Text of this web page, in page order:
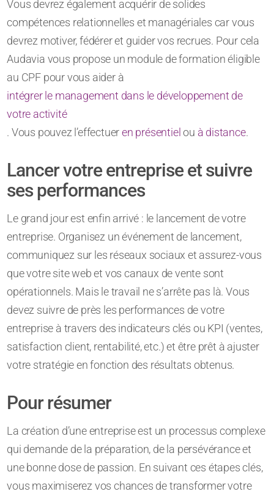
Vous devrez également acquérir de solides
compétences relationnelles et managériales car vous
devrez motiver, fédérer et guider vos recrues. Pour cela
Audavia vous propose un module de formation éligible
au CPF pour vous aider à
intégrer le management dans le développement de
votre activité
. Vous pouvez l’effectueren présentiel ou à distance.
Lancer votre entreprise et suivre
ses performances
Le grand jour est enfin arrivé : le lancement de votre
entreprise. Organisez un événement de lancement,
communiquez sur les réseaux sociaux et assurez-vous
que votre site web et vos canaux de vente sont
opérationnels. Mais le travail ne s’arrête pas là. Vous
devez suivre de près les performances de votre
entreprise à travers des indicateurs clés ou KPI (ventes,
satisfaction client, rentabilité, etc.) et être prêt à ajuster
votre stratégie en fonction des résultats obtenus.
Pour résumer
La création d’une entreprise est un processus complexe
qui demande de la préparation, de la persévérance et
une bonne dose de passion. En suivant ces étapes clés,
vous maximiserez vos chances de transformer votre